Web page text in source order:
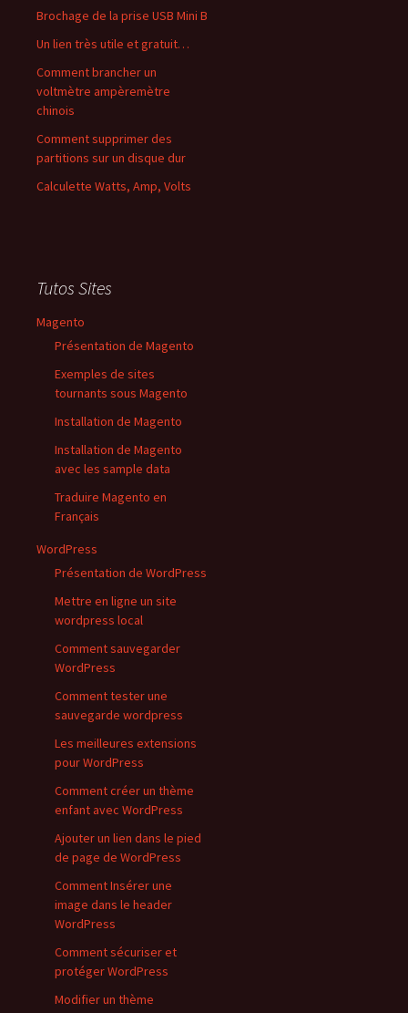
Brochage de la prise USB Mini B
Un lien très utile et gratuit…
Comment brancher un
voltmètre ampèremètre
chinois
Comment supprimer des
partitions sur un disque dur
Calculette Watts, Amp, Volts
Tutos Sites
Magento
Présentation de Magento
Exemples de sites
tournants sous Magento
Installation de Magento
Installation de Magento
avec les sample data
Traduire Magento en
Français
WordPress
Présentation de WordPress
Mettre en ligne un site
wordpress local
Comment sauvegarder
WordPress
Comment tester une
sauvegarde wordpress
Les meilleures extensions
pour WordPress
Comment créer un thème
enfant avec WordPress
Ajouter un lien dans le pied
de page de WordPress
Comment Insérer une
image dans le header
WordPress
Comment sécuriser et
protéger WordPress
Modifier un thème